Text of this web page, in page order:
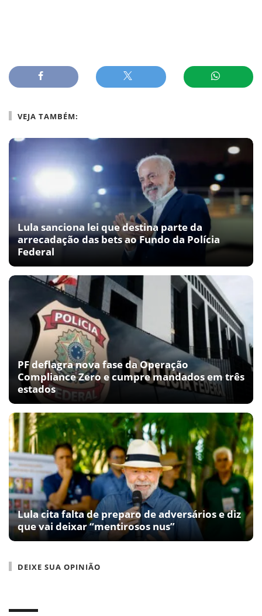
VEJA TAMBÉM:
Lula sanciona lei que destina parte da
arrecadação das bets ao Fundo da Polícia
Federal
PF deflagra nova fase da Operação
Compliance Zero e cumpre mandados em três
estados
Lula cita falta de preparo de adversários e diz
que vai deixar “mentirosos nus”
DEIXE SUA OPINIÃO